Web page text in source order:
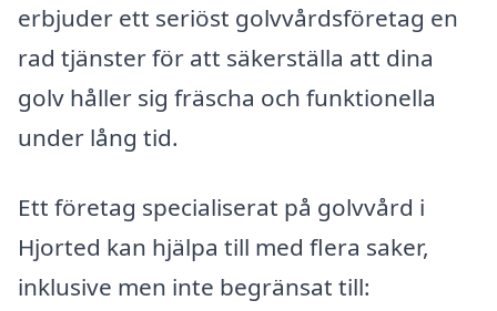
erbjuder ett seriöst golvvårdsföretag en
rad tjänster för att säkerställa att dina
golv håller sig fräscha och funktionella
under lång tid.
Ett företag specialiserat på golvvård i
Hjorted kan hjälpa till med flera saker,
inklusive men inte begränsat till: